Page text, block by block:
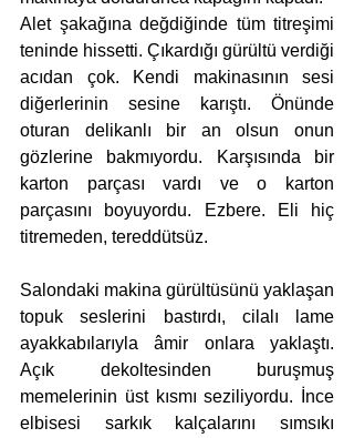
Alet şakağına değdiğinde tüm titreşimi
teninde hissetti. Çıkardığı gürültü verdiği
acıdan çok. Kendi makinasının sesi
diğerlerinin sesine karıştı. Önünde
oturan delikanlı bir an olsun onun
gözlerine bakmıyordu. Karşısında bir
karton parçası vardı ve o karton
parçasını boyuyordu. Ezbere. Eli hiç
titremeden, tereddütsüz.
Salondaki makina gürültüsünü yaklaşan
topuk seslerini bastırdı, cilalı lame
ayakkabılarıyla âmir onlara yaklaştı.
Açık dekoltesinden buruşmuş
memelerinin üst kısmı seziliyordu. İnce
elbisesi sarkık kalçalarını sımsıkı